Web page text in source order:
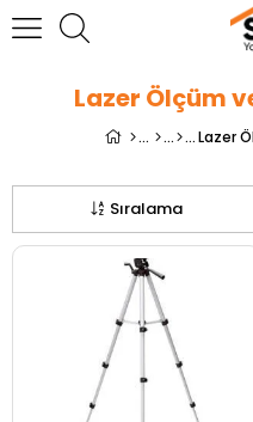
Lazer Ölçüm
Lazer
Sıralama